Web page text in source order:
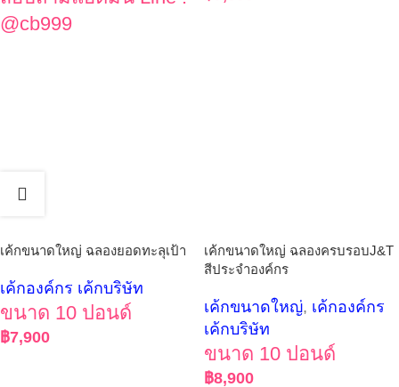
@cb999
เค้กขนาดใหญ่ ฉลองยอดทะลุเป้า
เค้กองค์กร เค้กบริษัท
ขนาด 10 ปอนด์
฿7,900
เค้กขนาดใหญ่ ฉลองครบรอบJ&T
สีประจำองค์กร
เค้กขนาดใหญ่, เค้กองค์กร
เค้กบริษัท
ขนาด 10 ปอนด์
฿8,900